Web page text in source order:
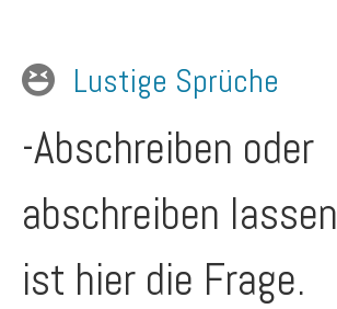
Lustige Sprüche
-Abschreiben oder
abschreiben
ist hier die Frage.